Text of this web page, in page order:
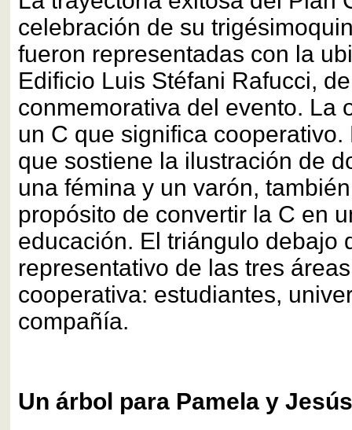
celebración de su
fueron representadas con la
Edificio Luis Stéfani Rafucci,
conmemorativa del evento. La
un C que significa
que sostiene la ilustración de
una fémina y un varón,
propósito de convertir la C en
educación. El triángulo debajo
representativo de las tres
cooperativa: estudiantes,
compañía.
Un árbol para Pamela y Jesús